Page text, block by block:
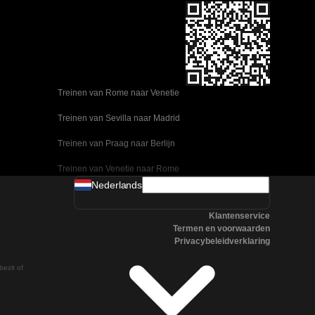
Treinen van Rome naar Venetie
Treinen van Sevilla naar Madrid
Treinen van Praag naar Berlijn
Treinen van Venetie naar Rome
Treinen van Ulsan naar Seoel
Treinen van Seoel naar Changwon
Treinen van Praag naar Boedapest
Treinen van Oslo naar Stockholm
of
Nederlands
Klantenservice
Termen en voorwaarden
Privacybeleidverklaring